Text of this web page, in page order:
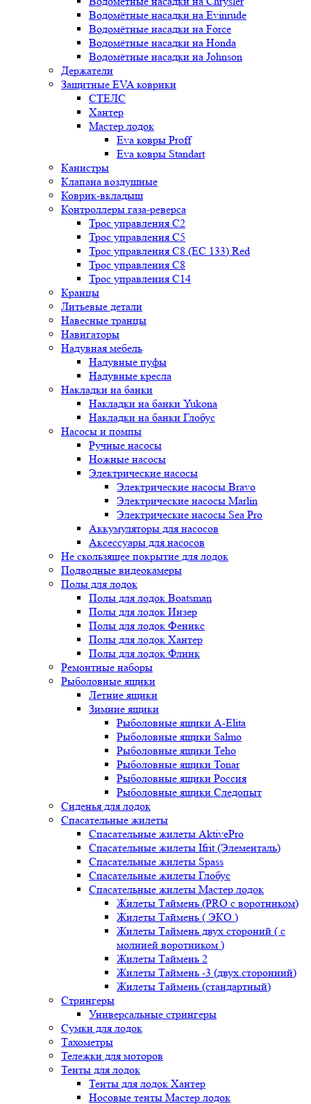
Водомётные насадки на Evinrude
Водомётные насадки на Force
Водомётные насадки на Honda
Водомётные насадки на Johnson
Держатели
Защитные EVA коврики
СТЕЛС
Хантер
Мастер лодок
Eva ковры Proff
Eva ковры Standart
Канистры
Клапана воздушные
Коврик-вкладыш
Контроллеры газа-реверса
Трос управления C2
Трос управления C5
Трос управления C8 (ЕС 133) Red
Трос управления C8
Трос управления C14
Кранцы
Литьевые детали
Навесные транцы
Навигаторы
Надувная мебель
Надувные пуфы
Надувные кресла
Накладки на банки
Накладки на банки Yukona
Накладки на банки Глобус
Насосы и помпы
Ручные насосы
Ножные насосы
Электрические насосы
Электрические насосы Bravo
Электрические насосы Marlin
Электрические насосы Sea Pro
Аккумуляторы для насосов
Аксессуары для насосов
Не скользящее покрытие для лодок
Подводные видеокамеры
Полы для лодок
Полы для лодок Boatsman
Полы для лодок Инзер
Полы для лодок Феникс
Полы для лодок Хантер
Полы для лодок Флинк
Ремонтные наборы
Рыболовные ящики
Летние ящики
Зимние ящики
Рыболовные ящики A-Elita
Рыболовные ящики Salmo
Рыболовные ящики Teho
Рыболовные ящики Tonar
Рыболовные ящики Россия
Рыболовные ящики Следопыт
Сиденья для лодок
Спасательные жилеты
Спасательные жилеты AktivePro
Спасательные жилеты Ifrit (Элементаль)
Спасательные жилеты Spass
Спасательные жилеты Глобус
Спасательные жилеты Мастер лодок
Жилеты Таймень (PRO c воротником)
Жилеты Таймень ( ЭКО )
Жилеты Таймень двух стороний ( с
молнией воротником )
Жилеты Таймень 2
Жилеты Таймень -3 (двух.сторонний)
Жилеты Таймень (стандартный)
Стрингеры
Универсальные стрингеры
Сумки для лодок
Тахометры
Тележки для моторов
Тенты для лодок
Тенты для лодок Хантер
Носовые тенты Мастер лодок